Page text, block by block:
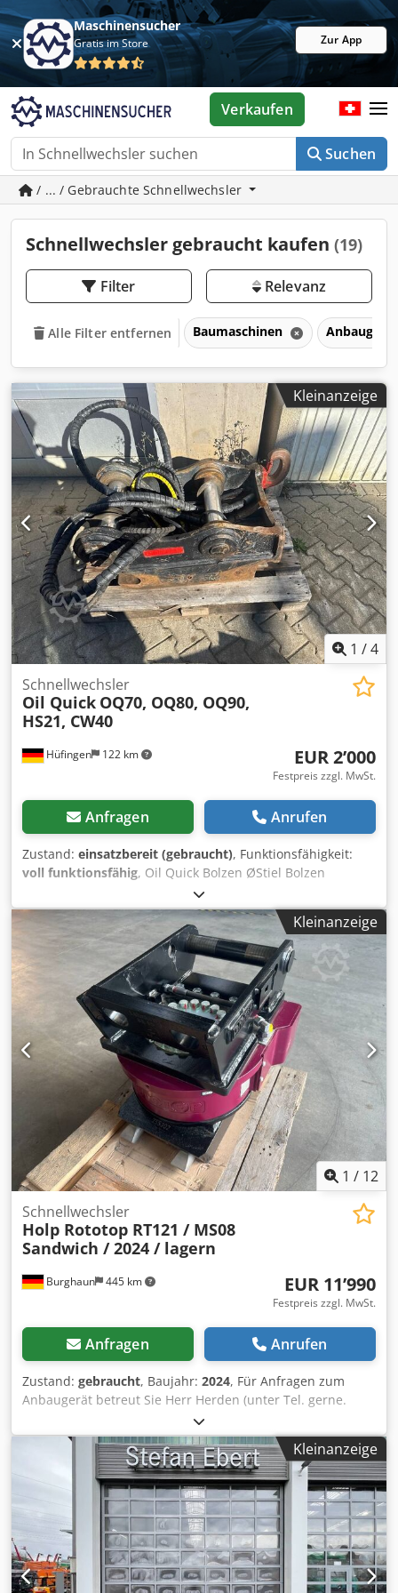
Maschinensucher
Gratis im Store Zur App
Suchen
Verkaufen
/ ... / Gebrauchte Schnellwechsler
Schnellwechsler gebraucht kaufen (19)
Filter Relevanz
Alle Filter entfernen Baumaschinen
Kleinanzeige
1 /4
Hüfingen 122 km
Schnellwechsler
Oil Quick OQ70, OQ80, OQ90,
HS21, CW40
EUR 2’000
Festpreis zzgl. MwSt.
Anfragen Anrufen
Zustand: einsatzbereit (gebraucht), Funktionsfähigkeit:
voll funktionsfähig, Oil Quick Bolzen ØStiel Bolzen
Abstand Preis: OQ70 60/60 280 330 3.000,00 € OQ80 90/90
345 510 3.500,00 € OQ80 90/90 353 515 3.500,00 € QO80
90/90 355 510 3.500,00 € Dsdpfexhdh Ssx Aizock OQ80
100/90 387 530 3.500,00 € OQ80 100/100 420 610 3.500,00
€ OQ80 90/90 350 510 3.500,00 € OQ80 90/90 350 500
3.500,00 € OQ80 90/90 350 510 3.500,00 € OQ80 80/80 310
475 3.500,00 € OQ90 110/100 440 595 18.000,00 € OQ90
ohne Aufnahme 15.000,00 € OQ90 110/110 470 590
18.000,00 € Verachtert Bolzen Ø Stiel Bolzen Abstand CW40
80/80 310 445 2.000,00 € Lehnhoff Bolzen Ø Stiel Bolzen
Abstand HS21 80/80 465 333 2.000,00 € HS21 80/80 305 475
2.000,00 € Zusätzlich Anbauplatten sind da Liebherr
Bolzen Ø Stiel Bolzen Abstand SWA 48 65/65 253 370
2.000,00 € SWA 48 80/70 350 420 2.000,00 € SWA 48 80/80
327 460 2.000,00 €
Kleinanzeige
1 / 12
Burghaun 445 km
Schnellwechsler
Holp Rototop RT121 / MS08
Sandwich / 2024 / lagern
EUR 11’990
Festpreis zzgl. MwSt.
Anfragen Anrufen
Zustand: gebraucht, Baujahr: 2024, Für Anfragen zum
Anbaugerät betreut Sie Herr Herden (unter Tel. gerne.
Holp Rototop RT121 / MS08 Sandwich / Baujahr: 2024 /
lagernd & sofort verfügbar Preis: 11.990,00 € netto /
14.268,10 € brutto - Bagger von - bis: 7 – 12 to -
Eigengewicht ca.: 104 kg - Max. Losbrech- / Reißkraft: 80 kN
- Rotation Greiferdrehleitung: 25 – 45 Liter - Umdrehungen
/ min: 5 – U/min In unserem Lager haben wir sehr viele
weitere Produkte von Holp die sofort verfügbar sind! Herr
Herden (Tel. betreut Sie gerne. Auf Wunsch unterbreiten
wir Ihnen auch gerne ein Finanzierungsangebot. Wir sind
offizieller Holp Vertriebs- und Servicepartner. Wir sind
Kleinanzeige